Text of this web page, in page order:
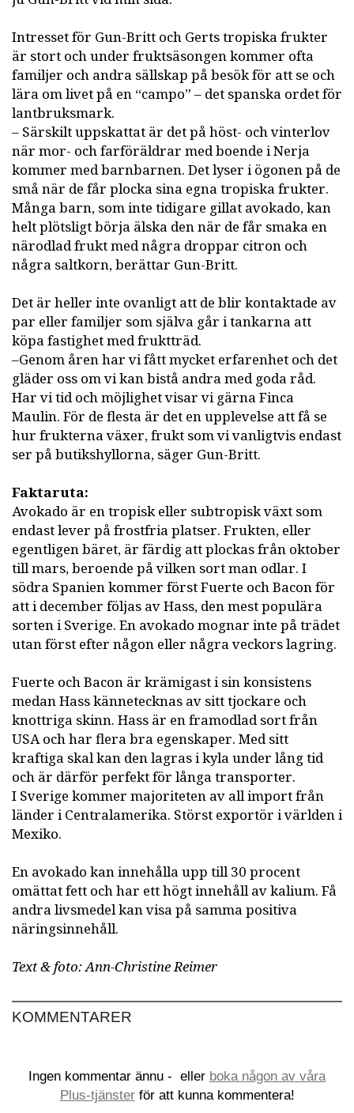
Intresset för Gun-Britt och Gerts tropiska frukter
är stort och under fruktsäsongen kommer ofta
familjer och andra sällskap på besök för att se och
lära om livet på en “campo” – det spanska ordet för
lantbruksmark.
– Särskilt uppskattat är det på höst- och vinterlov
när mor- och farföräldrar med boende i Nerja
kommer med barnbarnen. Det lyser i ögonen på de
små när de får plocka sina egna tropiska frukter.
Många barn, som inte tidigare gillat avokado, kan
helt plötsligt börja älska den när de får smaka en
närodlad frukt med några droppar citron och
några saltkorn, berättar Gun-Britt.
Det är heller inte ovanligt att de blir kontaktade av
par eller familjer som själva går i tankarna att
köpa fastighet med fruktträd.
–Genom åren har vi fått mycket erfarenhet och det
gläder oss om vi kan bistå andra med goda råd.
Har vi tid och möjlighet visar vi gärna Finca
Maulin. För de flesta är det en upplevelse att få se
hur frukterna växer, frukt som vi vanligtvis endast
ser på butikshyllorna, säger Gun-Britt.
Faktaruta:
Avokado är en tropisk eller subtropisk växt som
endast lever på frostfria platser. Frukten, eller
egentligen bäret, är färdig att plockas från oktober
till mars, beroende på vilken sort man odlar. I
södra Spanien kommer först Fuerte och Bacon för
att i december följas av Hass, den mest populära
sorten i Sverige. En avokado mognar inte på trädet
utan först efter någon eller några veckors lagring.
Fuerte och Bacon är krämigast i sin konsistens
medan Hass kännetecknas av sitt tjockare och
knottriga skinn. Hass är en framodlad sort från
USA och har flera bra egenskaper. Med sitt
kraftiga skal kan den lagras i kyla under lång tid
och är därför perfekt för långa transporter.
I Sverige kommer majoriteten av all import från
länder i Centralamerika. Störst exportör i världen i
Mexiko.
En avokado kan innehålla upp till 30 procent
omättat fett och har ett högt innehåll av kalium. Få
andra livsmedel kan visa på samma positiva
näringsinnehåll.
Text & foto: Ann-Christine Reimer
KOMMENTARER
Ingen kommentar ännu - eller boka någon av våra
Plus-tjänsterför att kunna kommentera!